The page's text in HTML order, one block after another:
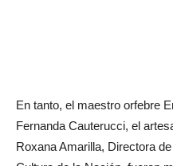
En tanto, el maestro orfebre
Fernanda Cauterucci, el
Roxana Amarilla, Directora